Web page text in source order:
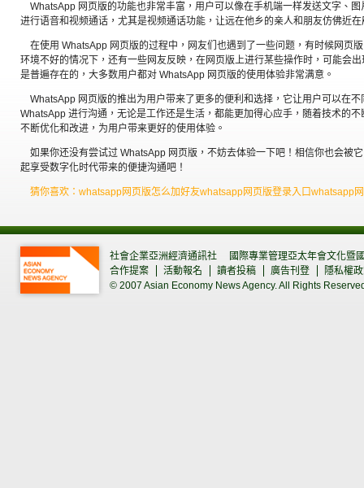
WhatsApp 网页版的功能也非常丰富，用户可以像在手机端一样发送文字、
进行语音和视频通话，尤其是视频通话功能，让远在他乡的亲人和朋友仿佛近
在使用 WhatsApp 网页版的过程中，网友们也遇到了一些问题，有时候网页
环境不好的情况下，还有一些网友反映，在网页版上进行某些操作时，可能会
是普遍存在的，大多数用户都对 WhatsApp 网页版的使用体验非常满意。
WhatsApp 网页版的推出为用户带来了更多的便利和选择，它让用户可以在
WhatsApp 进行沟通，无论是工作还是生活，都能更加得心应手，随着技术的
不断优化和改进，为用户带来更好的使用体验。
如果你还没有尝试过 WhatsApp 网页版，不妨去体验一下吧！相信你也会被
起享受数字化时代带来的便捷沟通吧！
猜你喜欢：whatsapp网页版怎么加好友whatsapp网页版登录入口whatsapp
社會企業亞洲經濟通訊社
國際專業管理亞太年會文化暨
合作提案
活動報名 讀者投稿 廣告刊登
隱私權
© 2007 Asian Economy News Agency. All Rights